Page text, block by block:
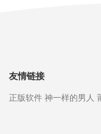
友情链接
正版软件 神一样的男人